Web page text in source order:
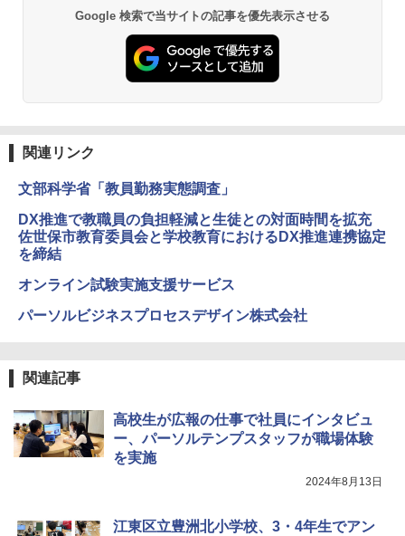
物理実験モデル楽器電磁気教材を教える
ダルトンボード/ゴルトンボード物理学、
4
エンジニアリングキット小さなカート -
クリエイティブトイビルド、シンプルな
メカニックキット|子供向けの可動部品、
ホリデープロジェクト、ギフトイベン
エンスツール
￥849
5
￥4,746
Google 検索で当サイトの記事を優先表示させる
関連リンク
文部科学省「教員勤務実態調査」
DX推進で教職員の負担軽減と生徒との対面時間を拡充
佐世保市教育委員会と学校教育におけるDX推進連携協定
を締結
オンライン試験実施支援サービス
パーソルビジネスプロセスデザイン株式会社
関連記事
高校生が広報の仕事で社員にインタビュ
ー、パーソルテンプスタッフが職場体験
を実施
2024年8月13日
江東区立豊洲北小学校、3・4年生でアン